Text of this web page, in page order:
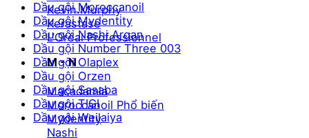
Kevin.Murphy
Kerastase
L’Oréal Professionnel
M - N
Macadamia
Moroccanoil
Mydentity
Nashi
Dầu gội Moroccanoil
Dầu gội Mydentity
Dầu gội Nashi Argan
Dầu gội Number Three 003
Dầu gội Olaplex
Dầu gội Orzen
Dầu gội Sasaba
Dầu gội TIGI
Dầu gội Weilaiya